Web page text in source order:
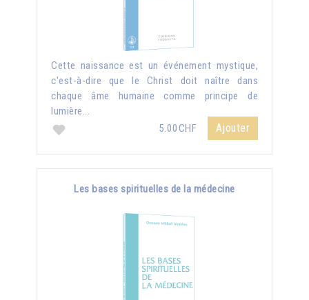
Cette naissance est un événement mystique,
c'est-à-dire que le Christ doit naître dans
chaque âme humaine comme principe de
lumière...
5.00CHF
Ajouter
Les bases spirituelles de la médecine